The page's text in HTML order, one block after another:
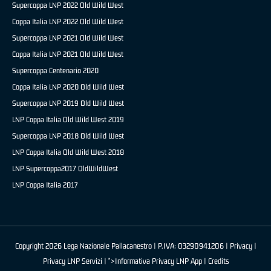
Supercoppa LNP 2022 Old Wild West
Coppa Italia LNP 2022 Old Wild West
Supercoppa LNP 2021 Old Wild West
Coppa Italia LNP 2021 Old Wild West
Supercoppa Centenario 2020
Coppa Italia LNP 2020 Old Wild West
Supercoppa LNP 2019 Old Wild West
LNP Coppa Italia Old Wild West 2019
Supercoppa LNP 2018 Old Wild West
LNP Coppa Italia Old Wild West 2018
LNP Supercoppa2017 OldWildWest
LNP Coppa Italia 2017
Copyright 2026 Lega Nazionale Pallacanestro | P.IVA: 03290941206 | Privacy|
Privacy LNP Servizi | ">Informativa Privacy LNP App | Credits